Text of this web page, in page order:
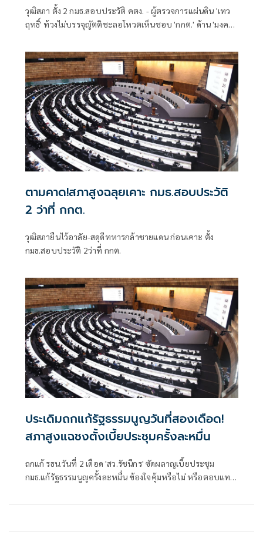
วุฒิสภา ตั้ง 2 กมธ.สอบประวัติ คตง. - ผู้ตรวจการแผ่นดิน 'เทว
ฤทธิ์' ท้วงไม่บรรจุญัตติชะลอโหวตเห็นชอบ 'กกต.' ด้าน 'มงคล'
ตามคาด!สภาสูงฉลุยเคาะ กมธ.สอบประวัติ
2 ว่าที่ กกต.
วุฒิสภายืนไว้อาลัย-สดุดีทหารกล้าชายแดน ก่อนเคาะ ตั้ง
กมธ.สอบประวัติ 2ว่าที่ กกต.
ประเดิมถกแก้รัฐธรรมนูญวันที่สองเดือด!
สภาสูงแฉชงตั้งเบี้ยประชุมครั้งละหมื่น
ถกแก้ รธน.วันที่ 2 เดือด 'สว.รัชนีกร' ซัดผลาญเบี้ยประชุม
กมธ.แก้รัฐธรรมนูญครั้งละหมื่น ข้องใจคุ้มหรือไม่ หรือตอบแทน